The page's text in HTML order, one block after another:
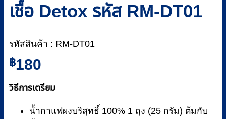
เชื้อ Detox รหัส RM-DT01
รหัสสินค้า : RM-DT01
฿180
วิธีการเตรียม
น้ำกาแฟผงบริสุทธิ์ 100% 1 ถุง (25 กรัม) ต้มกับ